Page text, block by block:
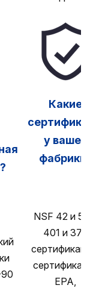
Какие
у вашей
NSF 42 и
401 и 372
EPA,